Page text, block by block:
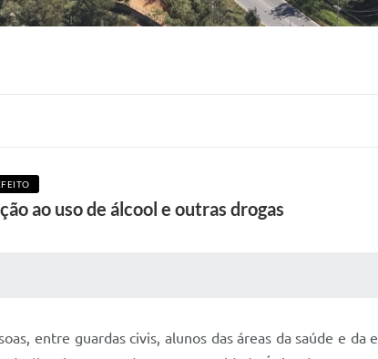
ao uso de álcool e outras drogas
entre guardas civis, alunos das áreas da saúde e